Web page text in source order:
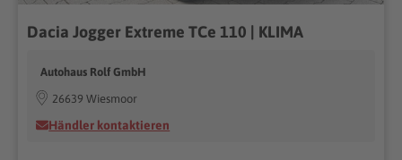
Dacia Jogger Extreme TCe 110 | KLIMA
Autohaus Rolf GmbH
26639 Wiesmoor
Händler kontaktieren